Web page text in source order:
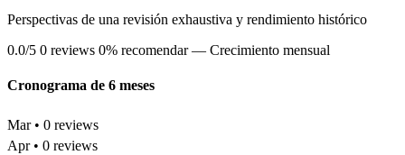
Perspectivas de una revisión exhaustiva y rendimiento histórico
0.0/5 0 reviews 0% recomendar — Crecimiento mensual
Cronograma de 6 meses
Mar • 0 reviews
Apr • 0 reviews